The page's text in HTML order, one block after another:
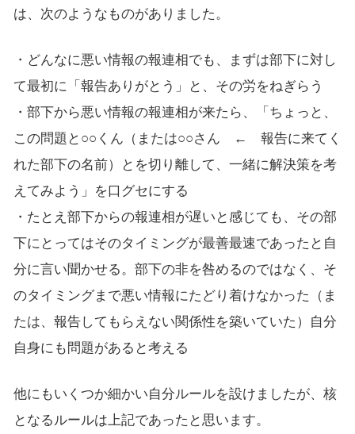
は、次のようなものがありました。
・どんなに悪い情報の報連相でも、まずは部下に対し
て最初に「報告ありがとう」と、その労をねぎらう
・部下から悪い情報の報連相が来たら、「ちょっと、
この問題と○○くん（または○○さん ← 報告に来てく
れた部下の名前）とを切り離して、一緒に解決策を考
えてみよう」を口グセにする
・たとえ部下からの報連相が遅いと感じても、その部
下にとってはそのタイミングが最善最速であったと自
分に言い聞かせる。部下の非を咎めるのではなく、そ
のタイミングまで悪い情報にたどり着けなかった（ま
たは、報告してもらえない関係性を築いていた）自分
自身にも問題があると考える
他にもいくつか細かい自分ルールを設けましたが、核
となるルールは上記であったと思います。